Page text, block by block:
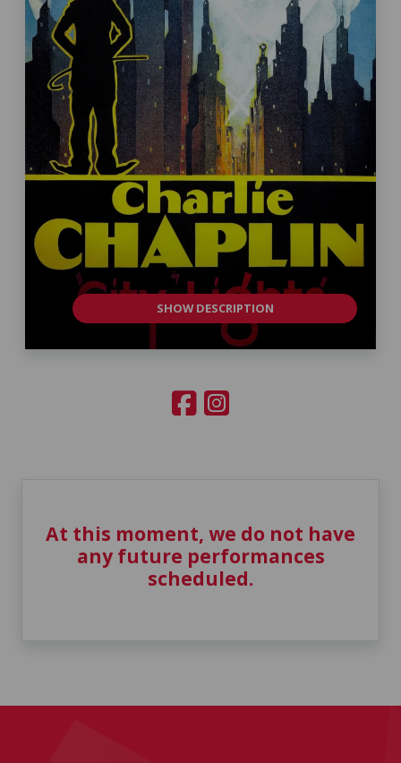
SHOW DESCRIPTION
At this moment, we do not have
any future performances
scheduled.